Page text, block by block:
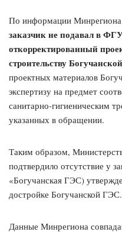
По информации
заказчик не подавал в
откорректированный
строительству
проектных материалов
экспертизу на предмет
санитарно-гигиеническим
указанных в обращении.
Таким образом,
подтвердило отсутствие у
«Богучанская ГЭС)
достройке Богучанской ГЭС.
Данные Минрегиона